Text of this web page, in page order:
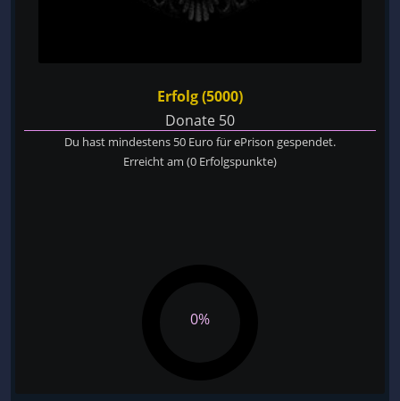
Erfolg (5000)
Donate 50
Du hast mindestens 50 Euro für ePrison gespendet.
Erreicht am (0 Erfolgspunkte)
0%